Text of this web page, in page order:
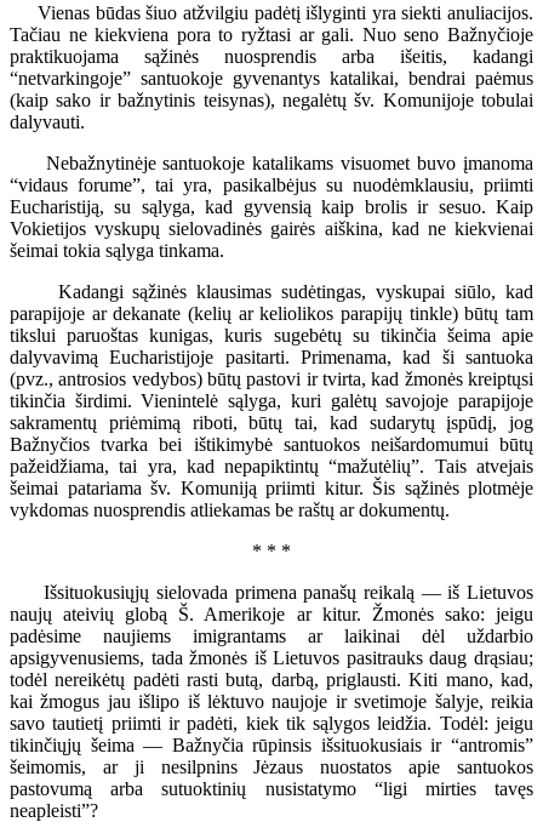
Vienas būdas šiuo atžvilgiu padėtį išlyginti yra siekti anuliacijos.
Tačiau ne kiekviena pora to ryžtasi ar gali. Nuo seno Bažnyčioje
praktikuojama sąžinės nuosprendis arba išeitis, kadangi
“netvarkingoje” santuokoje gyvenantys katalikai, bendrai paėmus
(kaip sako ir bažnytinis teisynas), negalėtų šv. Komunijoje tobulai
dalyvauti.
Nebažnytinėje santuokoje katalikams visuomet buvo įmanoma
“vidaus forume”, tai yra, pasikalbėjus su nuodėmklausiu, priimti
Eucharistiją, su sąlyga, kad gyvensią kaip brolis ir sesuo. Kaip
Vokietijos vyskupų sielovadinės gairės aiškina, kad ne kiekvienai
šeimai tokia sąlyga tinkama.
Kadangi sąžinės klausimas sudėtingas, vyskupai siūlo, kad
parapijoje ar dekanate (kelių ar keliolikos parapijų tinkle) būtų tam
tikslui paruoštas kunigas, kuris sugebėtų su tikinčia šeima apie
dalyvavimą Eucharistijoje pasitarti. Primenama, kad ši santuoka
(pvz., antrosios vedybos) būtų pastovi ir tvirta, kad žmonės kreiptųsi
tikinčia širdimi. Vienintelė sąlyga, kuri galėtų savojoje parapijoje
sakramentų priėmimą riboti, būtų tai, kad sudarytų įspūdį, jog
Bažnyčios tvarka bei ištikimybė santuokos neišardomumui būtų
pažeidžiama, tai yra, kad nepapiktintų “mažutėlių”. Tais atvejais
šeimai patariama šv. Komuniją priimti kitur. Šis sąžinės plotmėje
vykdomas nuosprendis atliekamas be raštų ar dokumentų.
* * *
Išsituokusiųjų sielovada primena panašų reikalą — iš Lietuvos
naujų ateivių globą Š. Amerikoje ar kitur. Žmonės sako: jeigu
padėsime naujiems imigrantams ar laikinai dėl uždarbio
apsigyvenusiems, tada žmonės iš Lietuvos pasitrauks daug drąsiau;
todėl nereikėtų padėti rasti butą, darbą, priglausti. Kiti mano, kad,
kai žmogus jau išlipo iš lėktuvo naujoje ir svetimoje šalyje, reikia
savo tautietį priimti ir padėti, kiek tik sąlygos leidžia. Todėl: jeigu
tikinčiųjų šeima — Bažnyčia rūpinsis išsituokusiais ir “antromis”
šeimomis, ar ji nesilpnins Jėzaus nuostatos apie santuokos
pastovumą arba sutuoktinių nusistatymo “ligi mirties tavęs
neapleisti”?